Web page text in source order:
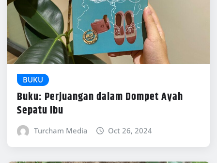
BUKU
Buku: Perjuangan dalam Dompet Ayah
Sepatu Ibu
Turcham Media Oct 26, 2024